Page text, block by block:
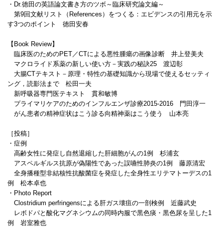
・Dr.徳田の英語論文書き方のツボ～臨床研究論文編～
第9回文献リスト（References）をつくる：エビデンスの引用元を示
す3つのポイント 徳田安春
【Book Review】
臨床医のためのPET／CTによる悪性腫瘍の画像診断 井上登美夫
マクロライド系薬の新しい使い方－実践の秘訣25 渡辺彰
大腸CTテキスト－原理・特性の基礎知識から現場で使えるセッティ
ング，読影法まで 松田一夫
新呼吸器専門医テキスト 貫和敏博
プライマリケアのためのインフルエンザ診療2015-2016 門田淳一
がん患者の精神症状はこう診る向精神薬はこう使う 山本亮
［投稿］
・症例
高齢女性に発症し自然退縮した肝細胞がんの1例 杉浦玄
アスペルギルス抗原が偽陽性であった誤嚥性肺炎の1例 藤原清宏
全身播種型非結核性抗酸菌症を発症した全身性エリテマトーデスの1
例 松本卓也
・Photo Report
Clostridium perfringensによる肝ガス壊疽の一剖検例 近藤武史
レボドパと酸化マグネシウムの同時内服で黒色痰・黒色尿を呈した1
例 岩室雅也